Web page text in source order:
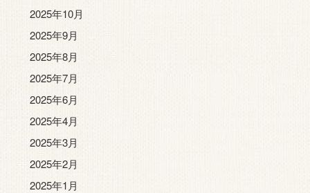
2025年10月
2025年9月
2025年8月
2025年7月
2025年6月
2025年4月
2025年3月
2025年2月
2025年1月